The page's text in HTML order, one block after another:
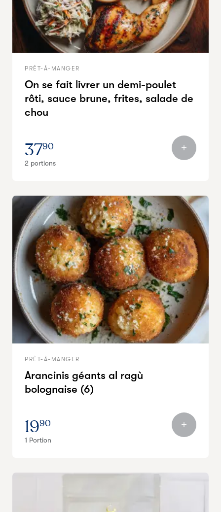
PRÊT-À-MANGER
On se fait livrer un demi-poulet
rôti, sauce brune, frites, salade de
chou
3790
2 portions
PRÊT-À-MANGER
Arancinis géants al ragù
bolognaise (6)
1990
1 Portion